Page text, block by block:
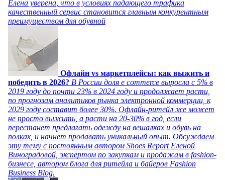
Елена уверена, что в условиях падающего трафика
качественный сервис становится главным конкурентным
преимуществом для обувной
Офлайн vs маркетплейсы: как выжить и
победить в 2026? В России доля e commerce выросла с 5% в
2019 году до почти 23% в 2024 году и продолжает расти,
по прогнозам аналитиков рынка электронной коммерции, к
2029 году составит более 30%. Офлайн-ритейл же может
не просто выжить, а расти на 20-30% в год, если
перестанет предлагать одежду на вешалках и обувь на
полках, и начнет продавать уникальный опыт. Обсуждаем
эту тему с постоянным автором Shoes Report Еленой
Виноградовой, экспертом по закупкам и продажам в fashion-
бизнесе, автором блога для ритейла и байеров Fashion
Business Blog.